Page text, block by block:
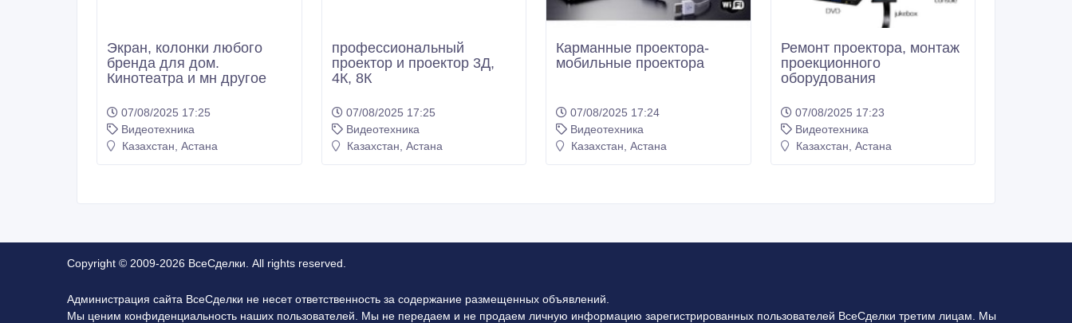
Экран, колонки любого
бренда для дом.
Кинотеатра и мн другое
07/08/2025 17:25
Видеотехника
Казахстан, Астана
профессиональный
проектор и проектор 3Д,
4К, 8К
07/08/2025 17:25
Видеотехника
Казахстан, Астана
Карманные проектора-
мобильные проектора
07/08/2025 17:24
Видеотехника
Казахстан, Астана
Ремонт проектора, монтаж
проекционного
оборудования
07/08/2025 17:23
Видеотехника
Казахстан, Астана
Copyright © 2009-2026 ВсеСделки. All rights reserved.
Администрация сайта ВсеСделки не несет ответственность за содержание размещенных объявлений.
Мы ценим конфиденциальность наших пользователей. Мы не передаем и не продаем личную информацию зарегистрированных пользователей ВсеСделки третим лицам. Мы